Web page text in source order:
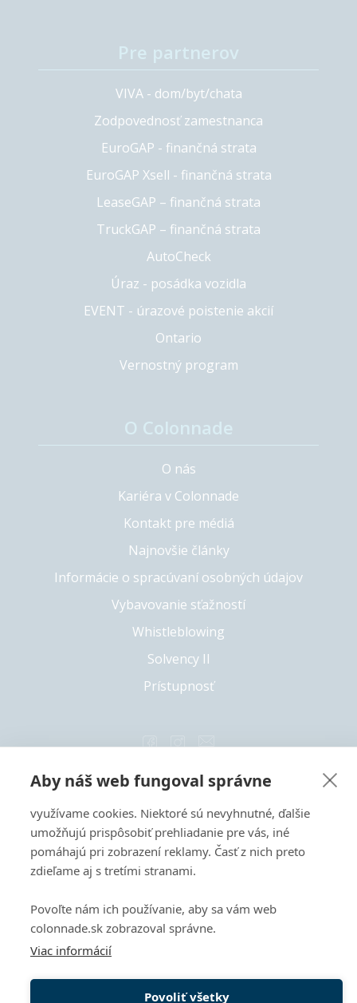
VIVA - dom/byt/chata
Zodpovednosť zamestnanca
EuroGAP - finančná strata
EuroGAP Xsell - finančná strata
LeaseGAP – finančná strata
TruckGAP – finančná strata
AutoCheck
Úraz - posádka vozidla
EVENT - úrazové poistenie akcií
Ontario
Vernostný program
O nás
Kariéra v Colonnade
Kontakt pre médiá
Najnovšie články
Informácie o spracúvaní osobných údajov
Vybavovanie sťažností
Whistleblowing
Solvency II
Prístupnosť
Copyright 2026 © Colonnade
Tento web je chránený pomocou reCAPTCHA a vzťahujú sa
naňZásady ochrany súkromiaaZmluvné podmienky
spoločnosti Google.
Aby náš web fungoval správne
využívame cookies. Niektoré sú nevyhnutné, ďalšie
umožňujú prispôsobiť prehliadanie pre vás, iné
pomáhajú pri zobrazení reklamy. Časť z nich preto
zdieľame aj s tretími stranami.
Povoľte nám ich používanie, aby sa vám web
colonnade.sk zobrazoval správne.
Viac informácií
Povoliť všetky